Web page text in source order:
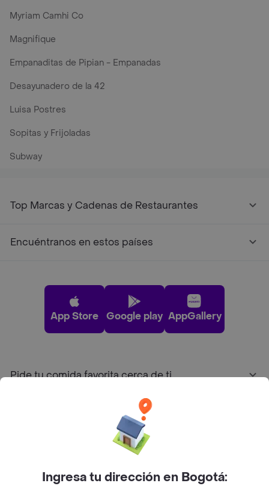
Myriam Camhi Co
Magnifique
Empanaditas de Pipian - Empanadas
Desayunadero de la 42
Luisa Postres
Sopitas y Frijoladas
Subway
Top Marcas y Cadenas de Restaurantes
Encuéntranos en estos países
App Store Google play AppGallery
Pide tu comida favorita cerca de ti
Ingresa tu dirección en Bogotá: